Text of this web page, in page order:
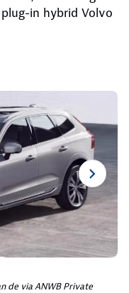
in hybrid Volvo
de via ANWB Private